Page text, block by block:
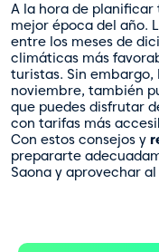
A la hora de planificar
mejor época del año.
entre los meses de
climáticas más
turistas. Sin embargo,
noviembre, también
que puedes disfrutar
con tarifas más
Con estos consejos y
prepararte
Saona y aprovechar